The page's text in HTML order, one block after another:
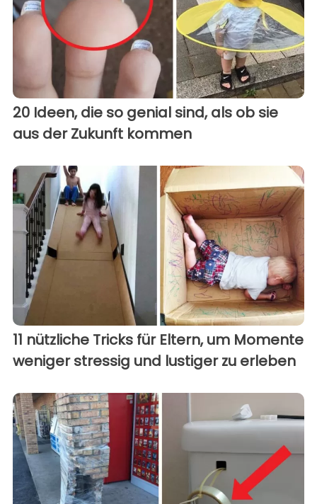
20 Ideen, die so genial sind, als ob sie
aus der Zukunft kommen
11 nützliche Tricks für Eltern, um Momente
weniger stressig und lustiger zu erleben